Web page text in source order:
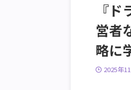
『
営者
略に
2025年